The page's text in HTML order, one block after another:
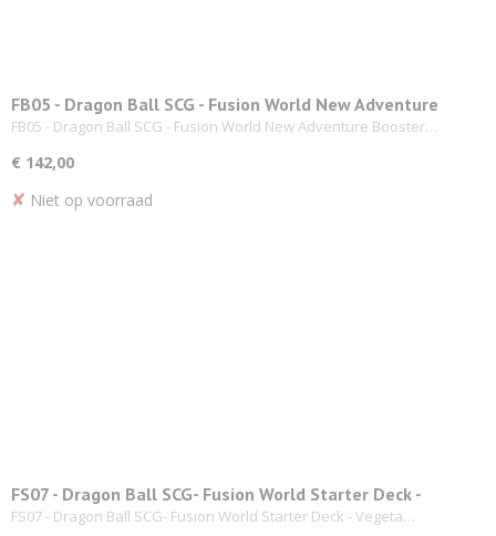
FB05 - Dragon Ball SCG - Fusion World New Adventure
Booster Display
FB05 - Dragon Ball SCG - Fusion World New Adventure Booster…
€ 142,00
✘ Niet op voorraad
FS07 - Dragon Ball SCG- Fusion World Starter Deck -
Vegeta (Mini)
FS07 - Dragon Ball SCG- Fusion World Starter Deck - Vegeta…